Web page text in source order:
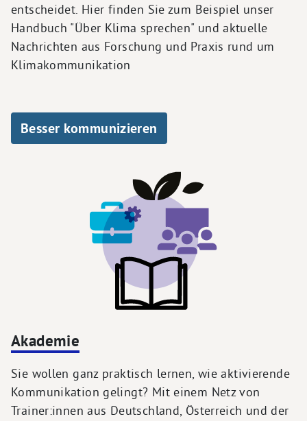
entscheidet. Hier finden Sie zum Beispiel unser
Handbuch "Über Klima sprechen" und aktuelle
Nachrichten aus Forschung und Praxis rund um
Klimakommunikation
Besser kommunizieren
Akademie
Sie wollen ganz praktisch lernen, wie aktivierende
Kommunikation gelingt? Mit einem Netz von
Trainer:innen aus Deutschland, Österreich und der